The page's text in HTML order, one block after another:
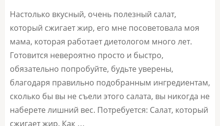
Настолько вкусный, очень полезный салат,
который сжигает жир, его мне посоветовала моя
мама, которая работает диетологом много лет.
Готовится невероятно просто и быстро,
обязательно попробуйте, будьте уверены,
благодаря правильно подобранным ингредиентам,
сколько бы вы не съели этого салата, вы никогда не
наберете лишний вес. Потребуется: Салат, который
сжигает жир. Как …